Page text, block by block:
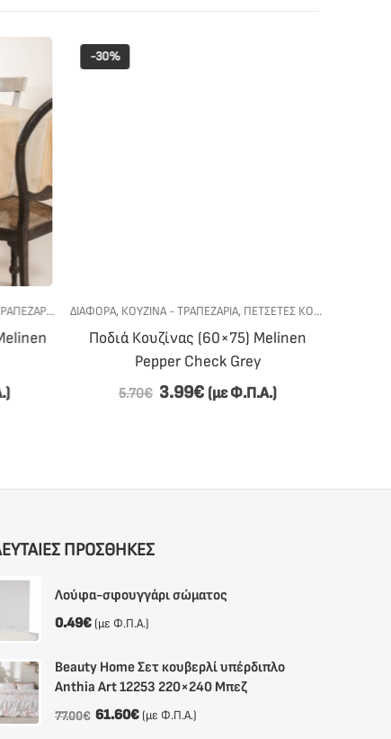
, ΤΡΑΠΕΖΟΜΑΝΤΗΛΑ
-30%
ΔΙΆΦΟΡΑ,ΚΟΥΖΙΝΑ - ΤΡΑΠΕΖΑΡΙΑ,ΠΕΤΣΕΤΕΣ ΚΟΥΖΙΝΑΣ
Ποδιά Κουζίνας (60×75) Melinen
Pepper Check Grey
5.70€ 3.99€(με Φ.Π.Α.)
ΠΡΟΣΘΗΚΕΣ
Λούφα-σφουγγάρι σώματος
0.49€ (με Φ.Π.Α.)
Beauty Home Σετ κουβερλί υπέρδιπλο
Anthia Αrt 12253 220×240 Μπεζ
77.00€ 61.60€ (με Φ.Π.Α.)